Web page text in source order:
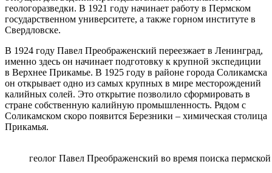
геологоразведки. В 1921 году начинает работу в Пермском
государственном университете, а также горном институте в
Свердловске.
В 1924 году Павел Преображенский переезжает в Ленинград,
именно здесь он начинает подготовку к крупной экспедиции
в Верхнее Прикамье. В 1925 году в районе города Соликамска
он открывает одно из самых крупных в мире месторождений
калийных солей. Это открытие позволило сформировать в
стране собственную калийную промышленность. Рядом с
Соликамском скоро появится Березники – химическая столица
Прикамья.
геолог Павел Преображенский во время поиска